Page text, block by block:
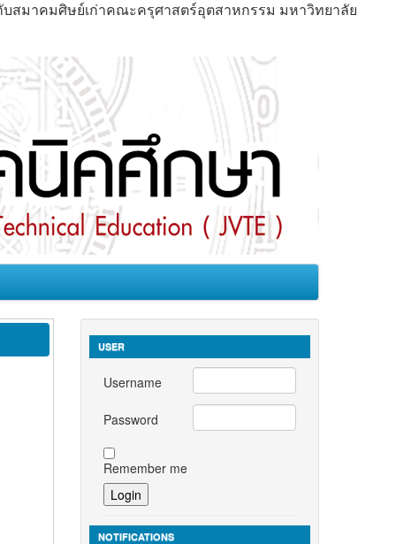
สมาคมศิษย์เก่าคณะครุศาสตร์อุตสาหกรรม มหาวิทยาลัย
USER
Username
Password
Remember me
NOTIFICATIONS